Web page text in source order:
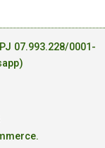
07.993.228/0001-
.